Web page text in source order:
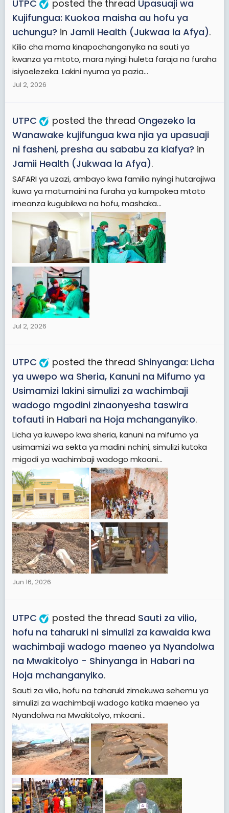
UTPC posted the thread Upasuaji wa
Kujifungua: Kuokoa maisha au hofu ya
uchungu? in Jamii Health (Jukwaa la Afya).
Kilio cha mama kinapochanganyika na sauti ya
kwanza ya mtoto, mara nyingi huleta faraja na furaha
isiyoelezeka. Lakini nyuma ya pazia...
Jul 2, 2026
UTPC posted the thread Ongezeko la
Wanawake kujifungua kwa njia ya upasuaji
ni fasheni, presha au sababu za kiafya? in
Jamii Health (Jukwaa la Afya).
SAFARI ya uzazi, ambayo kwa familia nyingi hutarajiwa
kuwa ya matumaini na furaha ya kumpokea mtoto
imeanza kugubikwa na hofu, mashaka...
Jul 2, 2026
UTPC posted the thread Shinyanga: Licha
ya uwepo wa Sheria, Kanuni na Mifumo ya
Usimamizi lakini simulizi za wachimbaji
wadogo mgodini zinaonyesha taswira
tofauti in Habari na Hoja mchanganyiko.
Licha ya kuwepo kwa sheria, kanuni na mifumo ya
usimamizi wa sekta ya madini nchini, simulizi kutoka
migodi ya wachimbaji wadogo mkoani...
Jun 16, 2026
UTPC posted the thread Sauti za vilio,
hofu na taharuki ni simulizi za kawaida kwa
wachimbaji wadogo maeneo ya Nyandolwa
na Mwakitolyo - Shinyanga in Habari na
Hoja mchanganyiko.
Sauti za vilio, hofu na taharuki zimekuwa sehemu ya
simulizi za wachimbaji wadogo katika maeneo ya
Nyandolwa na Mwakitolyo, mkoani...